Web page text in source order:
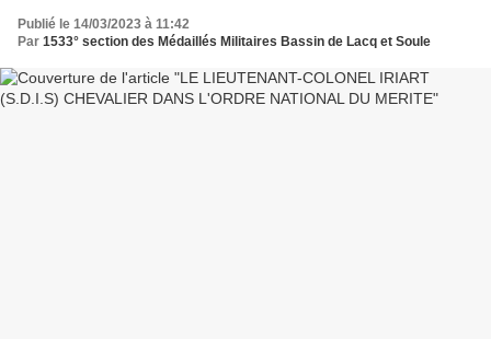
Publié le 14/03/2023 à 11:42
Par 1533° section des Médaillés Militaires Bassin de Lacq et Soule